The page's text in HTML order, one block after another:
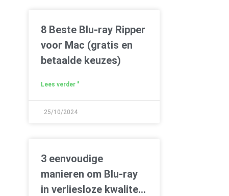
8 Beste Blu-ray Ripper
voor Mac (gratis en
betaalde keuzes)
Lees verder "
25/10/2024
3 eenvoudige
manieren om Blu-ray
in verliesloze kwaliteit